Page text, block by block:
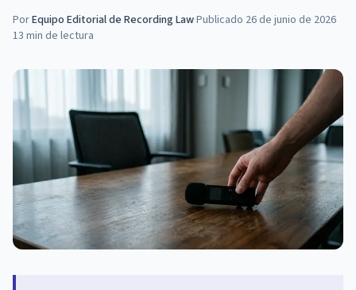
PorEquipo Editorial de Recording Law·Publicado 26 de junio de 2026
13 min de lectura